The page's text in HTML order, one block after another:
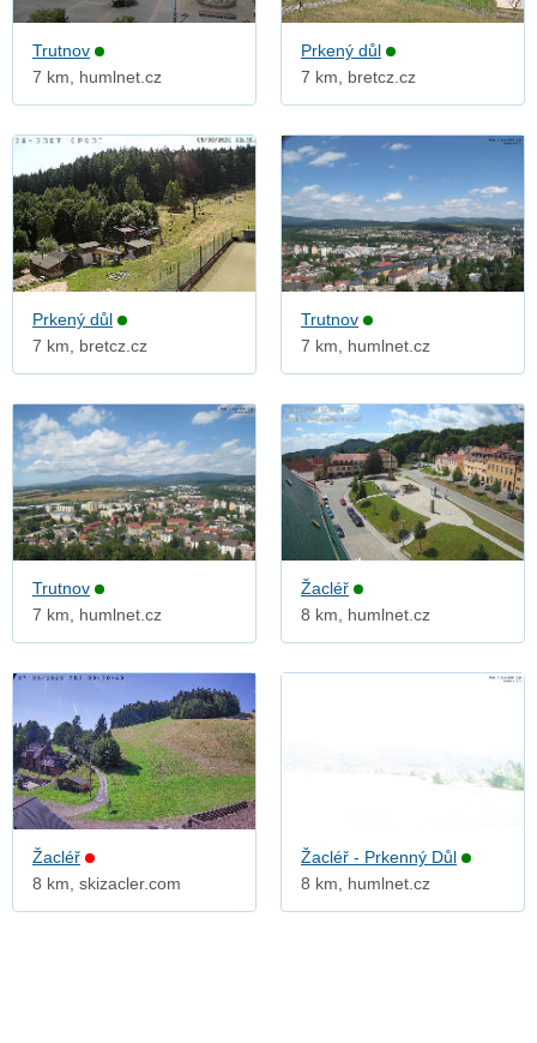
Trutnov
7 km, humlnet.cz
Prkený důl
7 km, bretcz.cz
Prkený důl
7 km, bretcz.cz
Trutnov
7 km, humlnet.cz
Trutnov
7 km, humlnet.cz
Žacléř
8 km, humlnet.cz
Žacléř
8 km, skizacler.com
Žacléř - Prkenný Důl
8 km, humlnet.cz